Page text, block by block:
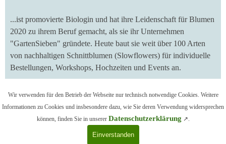
...ist promovierte Biologin und hat ihre Leidenschaft für Blumen
2020 zu ihrem Beruf gemacht, als sie ihr Unternehmen
"GartenSieben" gründete. Heute baut sie weit über 100 Arten
von nachhaltigen Schnittblumen (Slowflowers) für individuelle
Bestellungen, Workshops, Hochzeiten und Events an.
zurück zur Übersicht
© arboristk.de / kes • 2003 - 2026
Impressum/Kontakt•Datenschutz
Wir verwenden für den Betrieb der Webseite nur technisch notwendige Cookies. Weitere
Informationen zu Cookies und insbesondere dazu, wie Sie deren Verwendung widersprechen
können, finden Sie in unserer Datenschutzerklärung ↗.
Einverstanden